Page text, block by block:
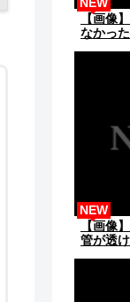
【画像
なかっ
NEW
【画像
管が透
NEW